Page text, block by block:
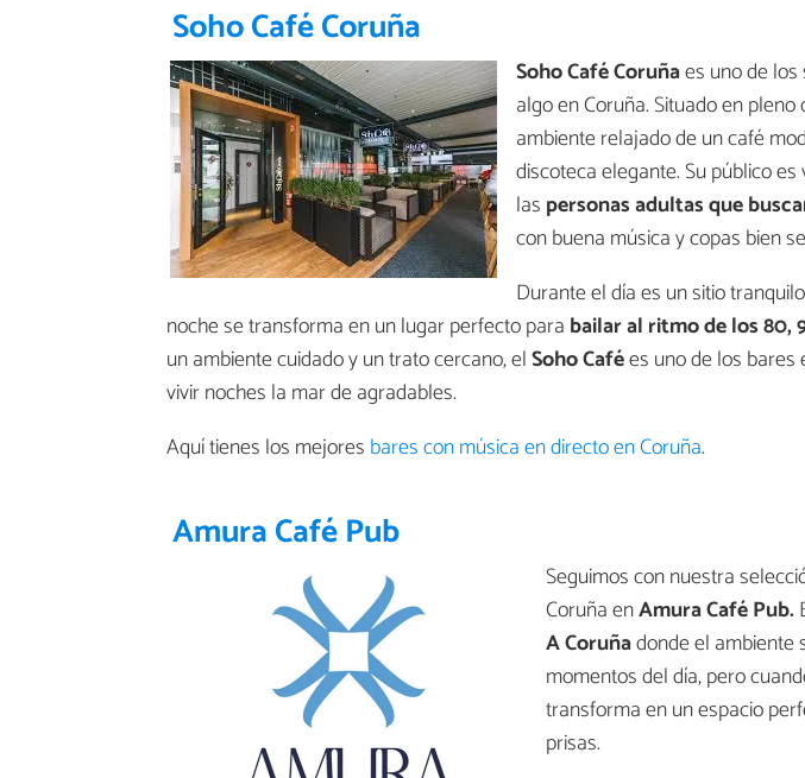
Soho Café Coruña
Soho Café Coruñaes uno de los
algo en Coruña. Situado en
ambiente relajado de un café
discoteca elegante. Su público
las personas adultas que
con buena música y copas bien
Durante el día es un sitio
noche se transforma en un lugar perfecto para bailar al ritmo de los 80,
un ambiente cuidado y un trato cercano, elSoho Cafées uno de los bares
vivir noches la mar de agradables.
Aquí tienes los mejores bares con música en directo en Coruña.
Amura Café Pub
Seguimos con nuestra
Coruña enAmura Café Pub.
A Coruñadonde el ambiente
momentos del día, pero
transforma en un espacio
prisas.